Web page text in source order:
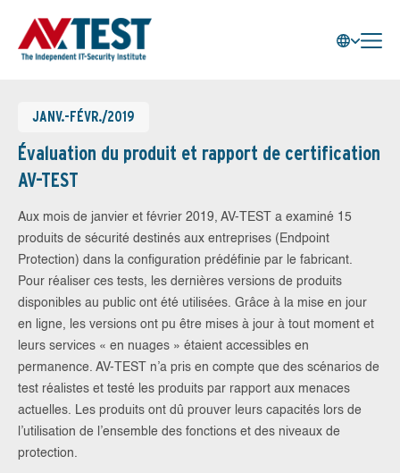
JANV.-FÉVR./2019
Évaluation du produit et rapport de certification
AV-TEST
Aux mois de janvier et février 2019, AV-TEST a examiné 15
produits de sécurité destinés aux entreprises (Endpoint
Protection) dans la configuration prédéfinie par le fabricant.
Pour réaliser ces tests, les dernières versions de produits
disponibles au public ont été utilisées. Grâce à la mise en jour
en ligne, les versions ont pu être mises à jour à tout moment et
leurs services « en nuages » étaient accessibles en
permanence. AV-TEST n’a pris en compte que des scénarios de
test réalistes et testé les produits par rapport aux menaces
actuelles. Les produits ont dû prouver leurs capacités lors de
l’utilisation de l’ensemble des fonctions et des niveaux de
protection.